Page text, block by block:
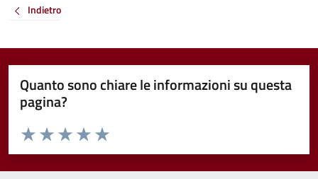
Indietro
Quanto sono chiare le informazioni su questa
pagina?
Valuta da 1 a 5 stelle la pagina
Valuta 5 stelle su 5
Valuta 4 stelle su 5
Valuta 3 stelle su 5
Valuta 2 stelle su 5
Valuta 1 stelle su 5